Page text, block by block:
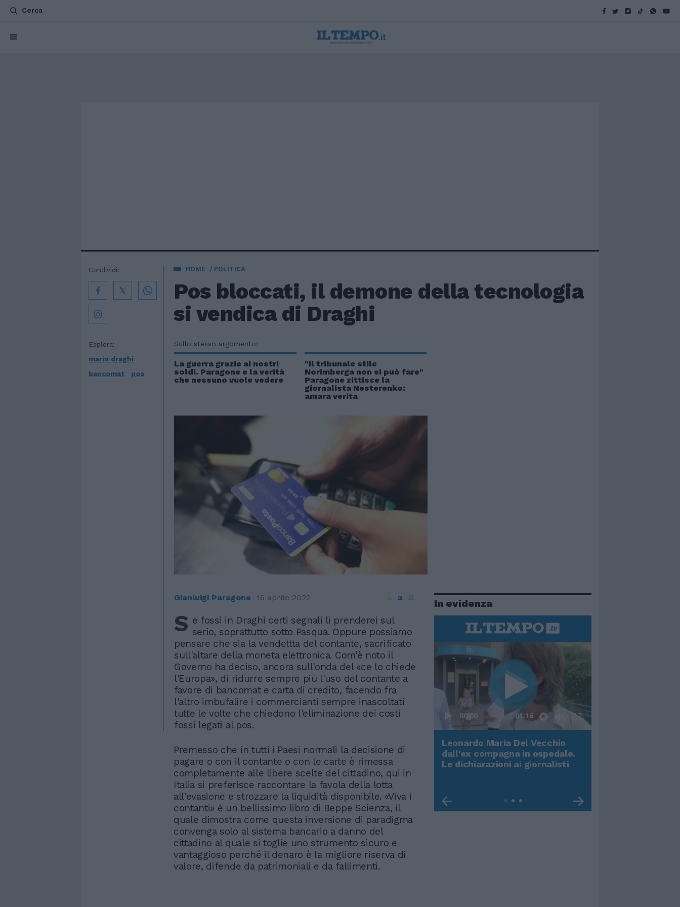
Cerca
HOME POLITICA
Pos bloccati, il demone della tecnologia
si vendica di Draghi
Esplora:
mario draghi
bancomat
pos
Condividi:
Sullo stesso argomento:
La guerra grazie ai nostri
soldi. Paragone e la verità
che nessuno vuole vedere
"Il tribunale stile
Norimberga non si può fare"
Paragone zittisce la
giornalista Nesterenko:
amara verita
Gianluigi Paragone 16 aprile 2022 a
S e fossi in Draghi certi segnali li prenderei sul
serio, soprattutto sotto Pasqua. Oppure possiamo
pensare che sia la vendettta del contante, sacrificato
sull'altare della moneta elettronica. Com’è noto il
Governo ha deciso, ancora sull'onda del «ce lo chiede
l'Europa», di ridurre sempre più l'uso del contante a
favore di bancomat e carta di credito, facendo fra
l'altro imbufalire i commercianti sempre inascoltati
tutte le volte che chiedono l'eliminazione dei costi
fossi legati al pos.
Premesso che in tutti i Paesi normali la decisione di
pagare o con il contante o con le carte è rimessa
completamente alle libere scelte del cittadino, qui in
Italia si preferisce raccontare la favola della lotta
all'evasione e strozzare la liquidità disponibile. «Viva i
contanti» è un bellissimo libro di Beppe Scienza, il
quale dimostra come questa inversione di paradigma
convenga solo al sistema bancario a danno del
cittadino al quale si toglie uno strumento sicuro e
vantaggioso perché il denaro è la migliore riserva di
valore, difende da patrimoniali e da fallimenti.
In evidenza
Rudy Giuliani a Come States?
Trump, Meloni e la strategia
americana
00:00 01:16
Leonardo Maria Del Vecchio
dall'ex compagna in ospedale.
Le dichiarazioni ai giornalisti